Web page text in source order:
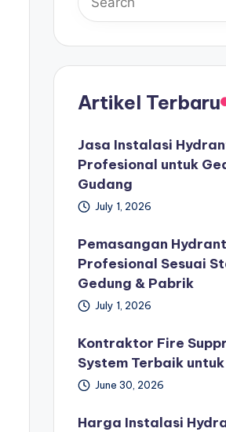
Artikel Terbaru
Jasa Instalasi
Profesional untuk
Gudang
July 1, 2026
Pemasangan
Profesional Sesuai
Gedung & Pabrik
July 1, 2026
Kontraktor Fire
System Terbaik
June 30, 2026
Harga Instalasi